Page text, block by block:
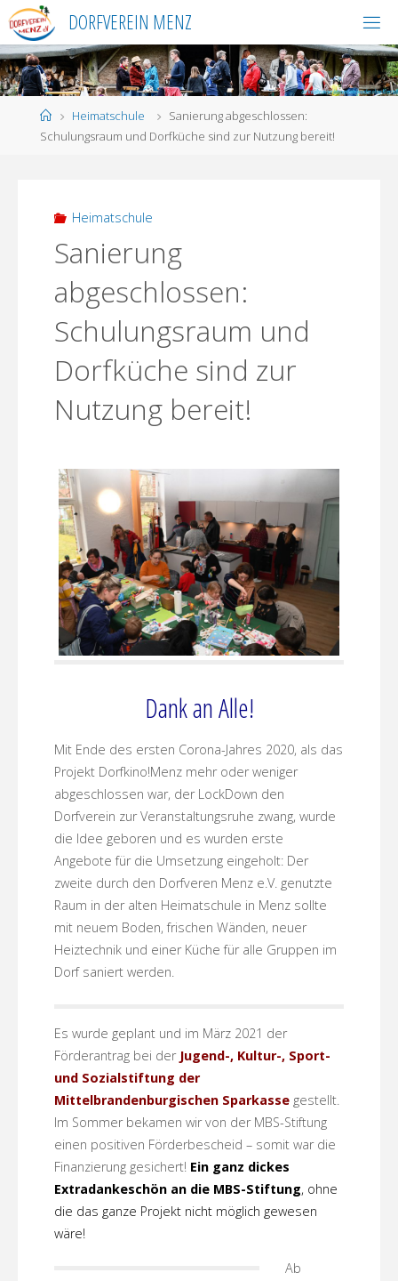
Skip
to
content
DORFVEREIN MENZ
HomeHeimatschule
Sanierung abgeschlossen:
Schulungsraum und Dorfküche sind zur Nutzung bereit!
Heimatschule
Sanierung
abgeschlossen:
Schulungsraum und
Dorfküche sind zur
Nutzung bereit!
Dank an Alle!
Mit Ende des ersten Corona-Jahres 2020, als das
Projekt Dorfkino!Menz mehr oder weniger
abgeschlossen war, der LockDown den
Dorfverein zur Veranstaltungsruhe zwang, wurde
die Idee geboren und es wurden erste
Angebote für die Umsetzung eingeholt: Der
zweite durch den Dorfveren Menz e.V. genutzte
Raum in der alten Heimatschule in Menz sollte
mit neuem Boden, frischen Wänden, neuer
Heiztechnik und einer Küche für alle Gruppen im
Dorf saniert werden.
Es wurde geplant und im März 2021 der
Förderantrag bei der Jugend-, Kultur-, Sport-
und Sozialstiftung der
Mittelbrandenburgischen Sparkassegestellt.
Im Sommer bekamen wir von der MBS-Stiftung
einen positiven Förderbescheid – somit war die
Finanzierung gesichert! Ein ganz dickes
Extradankeschön an die MBS-Stiftung, ohne
die das ganze Projekt nicht möglich gewesen
wäre!
Ab